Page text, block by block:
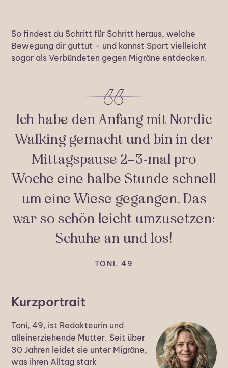
So findest du Schritt für Schritt heraus, welche
Bewegung dir guttut – und kannst Sport vielleicht
sogar als Verbündeten gegen Migräne entdecken.
Ich habe den Anfang mit Nordic
Walking gemacht und bin in der
Mittagspause 2–3-mal pro
Woche eine halbe Stunde schnell
um eine Wiese gegangen. Das
war so schön leicht umzusetzen:
Schuhe an und los!
TONI, 49
Kurzportrait
Toni, 49, ist Redakteurin und
alleinerziehende Mutter. Seit über
30 Jahren leidet sie unter Migräne,
was ihren Alltag stark